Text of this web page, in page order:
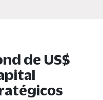
de US$